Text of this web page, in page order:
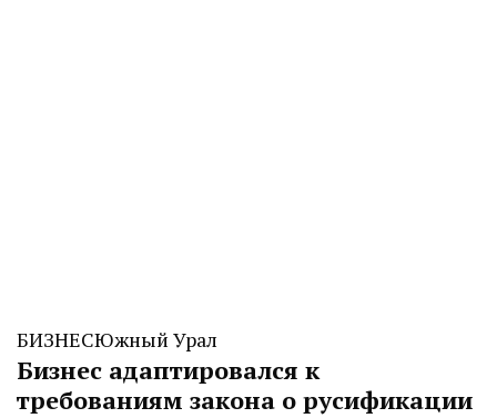
БИЗНЕСЮжный Урал
Бизнес адаптировался к
требованиям закона о русификации